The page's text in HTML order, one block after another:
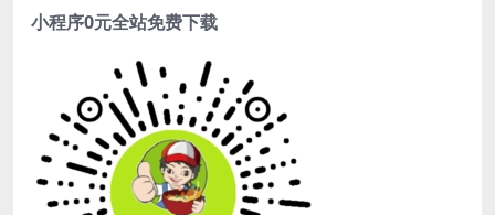
小程序0元全站免费下载